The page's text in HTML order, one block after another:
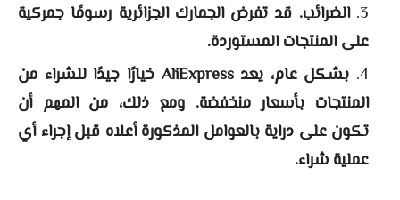
الضرائب. قد تفرض الجمارك الجزائرية رسومًا جمركية
على المنتجات المستوردة.
بشكل عام، يعد AliExpress خيارًا جيدًا للشراء من
المنتجات بأسعار منخفضة. ومع ذلك، من المهم أن
تكون على دراية بالعوامل المذكورة أعلاه قبل إجراء أي
عملية شراء.